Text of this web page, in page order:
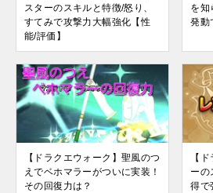
スターのスキルと特徴/怒り、
すてみで攻撃力大幅強化【性
能/評価】
を知
発動
【ドラクエウォーク】聖風のつ
えでベホマラーがついに実装！
その回復力は？
【
ーの
得で